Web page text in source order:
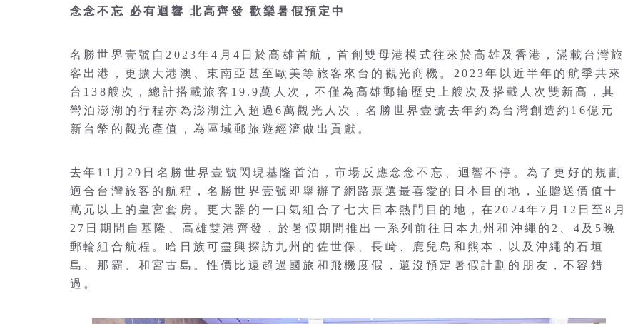
念念不忘 必有迴響 北高齊發 歡樂暑假預定中
名勝世界壹號自2023年4月4日於高雄首航，首創雙母港模式往來於高雄及香港，滿載台灣旅
客出港，更擴大港澳、東南亞甚至歐美等旅客來台的觀光商機。2023年以近半年的航季共來
台138艘次，總計搭載旅客19.9萬人次，不僅為高雄郵輪歷史上艘次及搭載人次雙新高，其
彎泊澎湖的行程亦為澎湖注入超過6萬觀光人次，名勝世界壹號去年約為台灣創造約16億元
新台幣的觀光產值，為區域郵旅遊經濟做出貢獻。
去年11月29日名勝世界壹號閃現基隆首泊，市場反應念念不忘、迴響不停。為了更好的規劃
適合台灣旅客的航程，名勝世界壹號即舉辦了網路票選最喜愛的日本目的地，並贈送價值十
萬元以上的皇宮套房。更大器的一口氣組合了七大日本熱門目的地，在2024年7月12日至8月
27日期間自基隆、高雄雙港齊發，於暑假期間推出一系列前往日本九州和沖繩的2、4及5晚
郵輪組合航程。哈日族可盡興探訪九州的佐世保、長崎、鹿兒島和熊本，以及沖繩的石垣
島、那霸、和宮古島。性價比遠超過國旅和飛機度假，還沒預定暑假計劃的朋友，不容錯
過。